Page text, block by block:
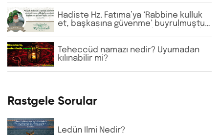
Hadiste Hz. Fatıma’ya ‘Rabbine kulluk
et, başkasına güvenme’ buyrulmuştur.
etmektedir. Bu anlayış doğru mudur?
Teheccüd namazı nedir? Uyumadan
kılınabilir mi?
Rastgele Sorular
Ledün İlmi Nedir?